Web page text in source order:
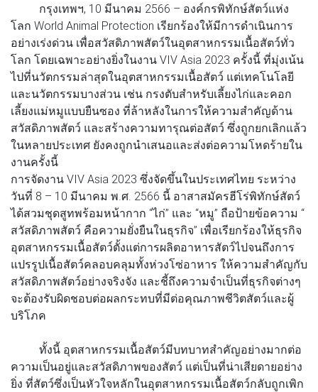
กรุงเทพฯ, 10 มีนาคม 2566 – องค์กรพิทักษ์สัตว์แห่ง
โลก World Animal Protection เรียกร้องให้มีการดำเนินการ
อย่างเร่งด่วน เพื่อสวัสดิภาพสัตว์ในอุตสาหกรรมเนื้อสัตว์ทั่ว
โลก โดยเฉพาะอย่างยิ่งในงาน VIV Asia 2023 ครั้งนี้ ที่มุ่งเน้น
ไปที่นวัตกรรมล่าสุดในอุตสาหกรรมเนื้อสัตว์ แต่เทคโนโลยี
และนวัตกรรมบางส่วน เช่น กรงตับสำหรับเลี้ยงไก่และคอก
เลี้ยงแม่หมูแบบยืนซอง ที่ล้าหลังในการให้ความสำคัญด้าน
สวัสดิภาพสัตว์ และสร้างความทารุณต่อสัตว์ ซึ่งถูกยกเลิกแล้ว
ในหลายประเทศ ยังคงถูกนำเสนอและส่งต่อความโหดร้ายใน
งานครั้งนี้
การจัดงาน VIV Asia 2023 ซึ่งจัดขึ้นในประเทศไทย ระหว่าง
วันที่ 8 – 10 มีนาคม พ.ศ. 2566 นี้ อาสาสมัครฮีโร่พิทักษ์สัตว์
ได้สวมชุดสูทพร้อมหน้ากาก “ไก่” และ “หมู” ถือป้ายข้อความ “
สวัสดิภาพสัตว์ คือความยั่งยืนในธุรกิจ” เพื่อเรียกร้องให้ธุรกิจ
อุตสาหกรรมเนื้อสัตว์ตั้งแต่การผลิตอาหารสัตว์ไปจนถึงการ
แปรรูปเนื้อสัตว์คลอบคลุมทั้งห่วงโซ่อาหาร ให้ความสำคัญกับ
สวัสดิภาพสัตว์อย่างจริงจัง และชี้ถึงความจำเป็นที่ธุรกิจต่างๆ
จะต้องรับผิดชอบต่อผลกระทบที่มีต่อคุณภาพชีวิตสัตว์และผู้
บริโภค
ทั้งนี้ อุตสาหกรรมเนื้อสัตว์มีบทบาทสำคัญอย่างมากต่อ
ความเป็นอยู่และสวัสดิภาพของสัตว์ แต่เป็นที่น่าเสียดายอย่าง
ยิ่ง ที่สัตว์ซึ่งเป็นหัวใจหลักในอุตสาหกรรมเนื้อสัตว์กลับถูกเพิก